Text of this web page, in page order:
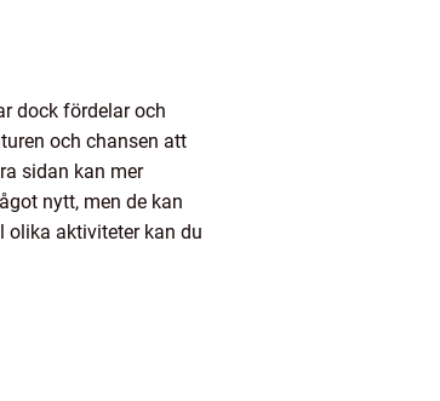
dock fördelar och
och chansen att
sidan kan mer
nytt, men de kan
olika aktiviteter kan du